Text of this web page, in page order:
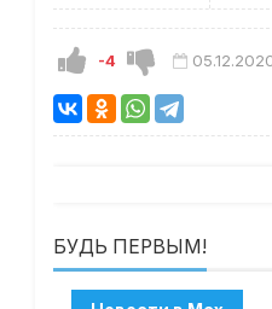
-4
БУДЬ ПЕРВЫМ!